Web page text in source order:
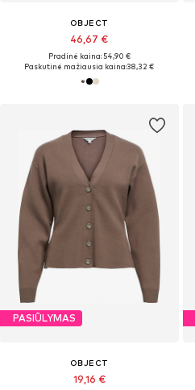
OBJECT
46,67 €
Pradinė kaina: 54,90 €
Paskutinė mažiausia kaina:38,32 €
PASIŪLYMAS
OBJECT
19,16 €